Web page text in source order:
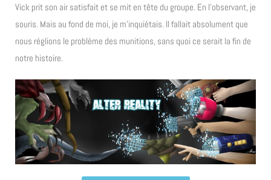
Vick prit son air satisfait et se mit en tête du groupe. En l’observant, je
souris. Mais au fond de moi, je m’inquiétais. Il fallait absolument que
nous réglions le problème des munitions, sans quoi ce serait la fin de
notre histoire.